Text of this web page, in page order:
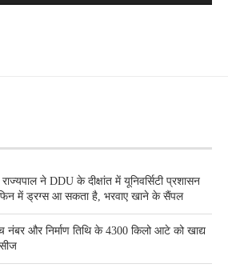
ने DDU के दीक्षांत में यूनिवर्सिटी प्रशासन
में ड्रग्स आ सकता है, भरवाए खाने के सैंपल
और निर्माण तिथि के 4300 किलो आटे को खाद्य